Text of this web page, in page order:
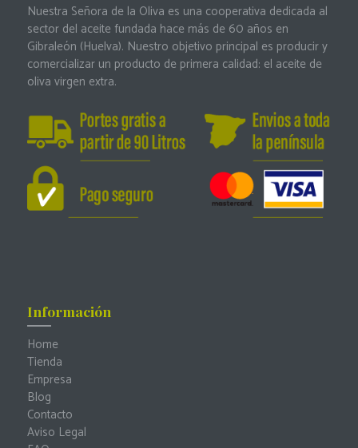
Nuestra Señora de la Oliva es una cooperativa dedicada al
sector del aceite fundada hace más de 60 años en
Gibraleón (Huelva). Nuestro objetivo principal es producir y
comercializar un producto de primera calidad: el aceite de
oliva virgen extra.
Información
Home
Tienda
Empresa
Blog
Contacto
Aviso Legal